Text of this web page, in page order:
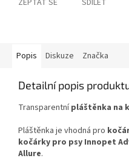
ZEPTAT SE SDÍLET
Popis Diskuze Značka
Detailní popis
Transparentnípláštěnka na
Pláštěnka je vhodná pro
kočárky pro psy Innopet
Allure.